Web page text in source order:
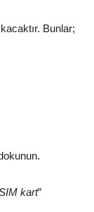
Bunlar;
kart”